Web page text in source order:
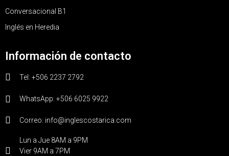
Conversacional B1
Inglés en Heredia
Información de contacto
Tel: +506 2237 2792
WhatsApp: +506 6025 9922
Correo: info@inglescostarica.com
Lun a Jue 8AM a 9PM
Vier 9AM a 7PM